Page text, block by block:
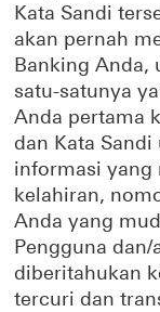
Kata Sandi
akan pernah
Banking Anda,
satu-satunya
Anda pertama
dan Kata
informasi yang
kelahiran,
Anda yang
Pengguna dan/
diberitahukan
tercuri dan